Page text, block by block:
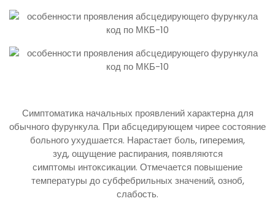
Симптоматика начальных проявлений характерна для
обычного фурункула. При абсцедирующем чирее состояние
больного ухудшается. Нарастает боль, гиперемия,
зуд, ощущение распирания, появляются
симптомы интоксикации. Отмечается повышение
температуры до субфебрильных значений, озноб,
слабость.